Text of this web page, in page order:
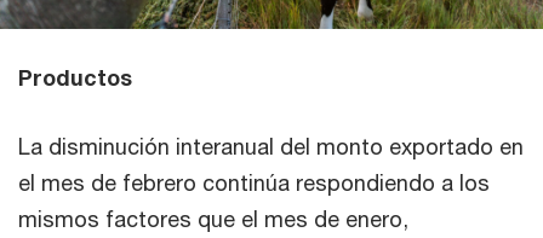
Productos
La disminución interanual del monto exportado en
el mes de febrero continúa respondiendo a los
mismos factores que el mes de enero,